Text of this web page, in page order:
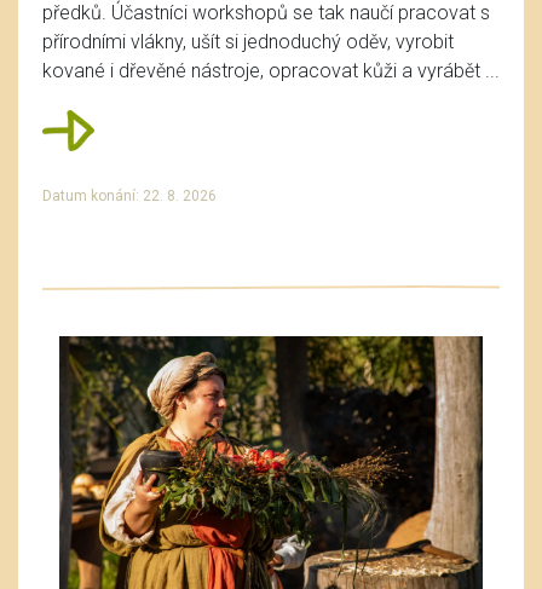
předků. Účastníci workshopů se tak naučí pracovat s
přírodními vlákny, ušít si jednoduchý oděv, vyrobit
kované i dřevěné nástroje, opracovat kůži a vyrábět ...
Datum konání: 22. 8. 2026